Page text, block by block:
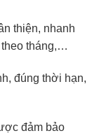
thiện, nhanh
theo tháng,…
đúng thời hạn,
đảm bảo